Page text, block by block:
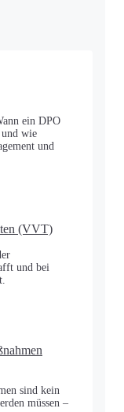
ein DPO
wie
und
(VVT)
und bei
sind kein
müssen –